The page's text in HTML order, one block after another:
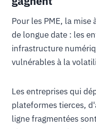
Pour les PME, la
de longue date : les
infrastructure
vulnérables à la
Les entreprises qui
plateformes tierces,
ligne fragmentées